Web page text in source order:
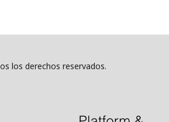
los derechos reservados.